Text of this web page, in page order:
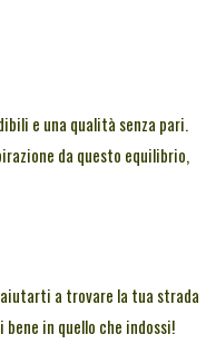
e una qualità senza pari.
da questo equilibrio,
a trovare la tua strada
in quello che indossi!